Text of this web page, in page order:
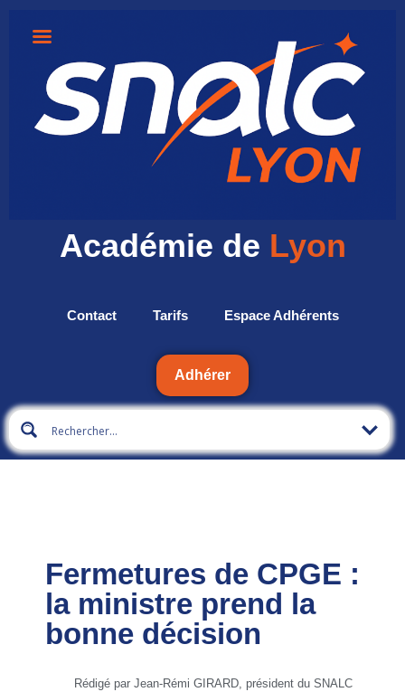
Académie de Lyon
Contact Tarifs Espace Adhérents
Adhérer
Fermetures de CPGE :
la ministre prend la
bonne décision
Rédigé par Jean-Rémi GIRARD, président du SNALC